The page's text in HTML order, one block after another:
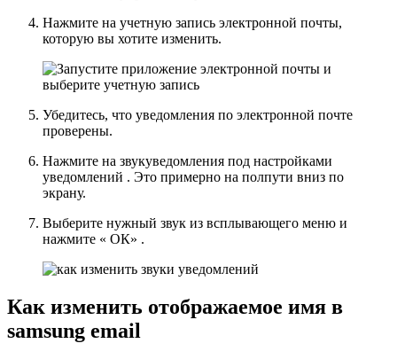
Нажмите на учетную запись электронной почты,
которую вы хотите изменить.
Убедитесь, что уведомления по электронной почте
проверены.
Нажмите на звукуведомления под настройками
уведомлений . Это примерно на полпути вниз по
экрану.
Выберите нужный звук из всплывающего меню и
нажмите « ОК» .
Как изменить отображаемое имя в
samsung email